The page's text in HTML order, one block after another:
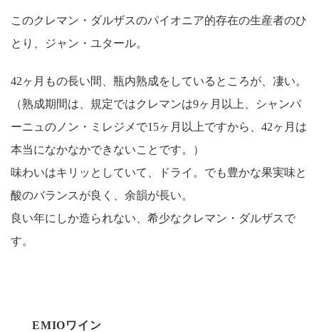
このクレマン・ダルザスのパイオニア的存在の生産者のひ
とり、ジャン・ユタール。
42ヶ月もの長い間、瓶内熟成をしているところが、凄い。
（熟成期間は、規定ではクレマンは9ヶ月以上、シャンパ
ーニュのノン・ミレジメで15ヶ月以上ですから、42ヶ月は
本当になかなかできないことです。）
味わいはキリッとしていて、ドライ。でも豊かな果実味と
酸のバランスが良く、余韻が長い。
良い年にしか造られない、希少なクレマン・ダルザスで
す。
EMIOワイン